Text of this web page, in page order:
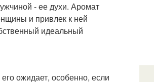
- ее духи. Аромат
и привлек к ней
идеальный
ожидает, особенно, если